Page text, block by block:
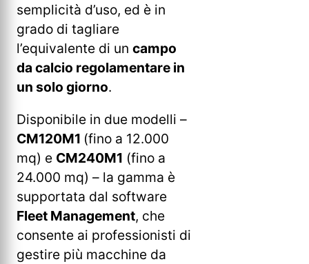
semplicità d’uso, ed è in
grado di tagliare
l’equivalente di un campo
da calcio regolamentare in
un solo giorno.
Disponibile in due modelli –
CM120M1 (fino a 12.000
mq) e CM240M1 (fino a
24.000 mq) – la gamma è
supportata dal software
Fleet Management, che
consente ai professionisti di
gestire più macchine da